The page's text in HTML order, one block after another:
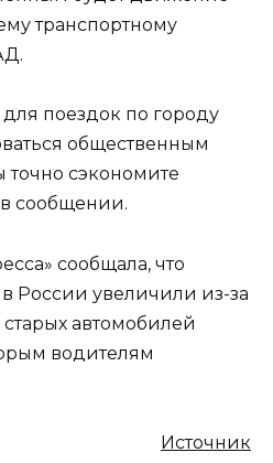
транспортному
поездок по городу
общественным
точно сэкономите
сообщении.
сообщала, что
России увеличили из-за
автомобилей
водителям
Источник